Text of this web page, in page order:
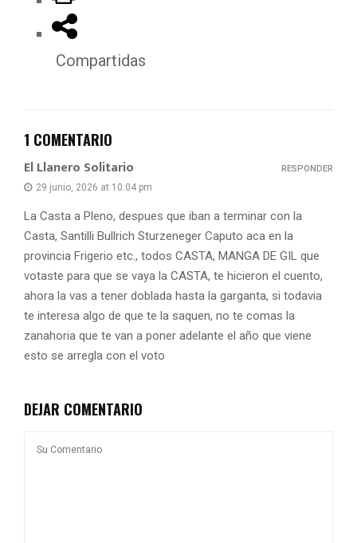
Compartidas
1 COMENTARIO
El Llanero Solitario
29 junio, 2026 at 10:04 pm
La Casta a Pleno, despues que iban a terminar con la
Casta, Santilli Bullrich Sturzeneger Caputo aca en la
provincia Frigerio etc., todos CASTA, MANGA DE GIL que
votaste para que se vaya la CASTA, te hicieron el cuento,
ahora la vas a tener doblada hasta la garganta, si todavia
te interesa algo de que te la saquen, no te comas la
zanahoria que te van a poner adelante el año que viene
esto se arregla con el voto
RESPONDER
DEJAR COMENTARIO